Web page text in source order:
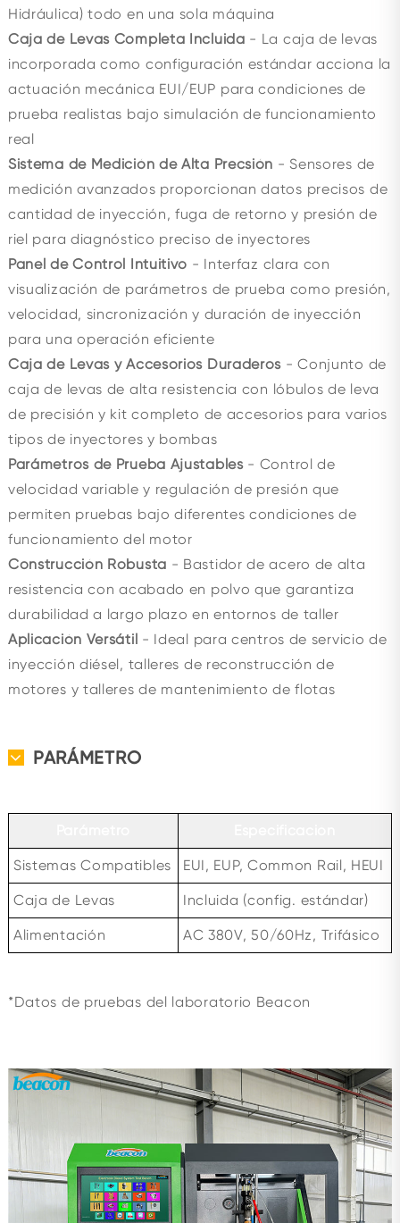
Hidráulica) todo en una sola máquina
Caja de Levas Completa Incluida - La caja de levas
incorporada como configuración estándar acciona la
actuación mecánica EUI/EUP para condiciones de
prueba realistas bajo simulación de funcionamiento
real
Sistema de Medición de Alta Precsión - Sensores de
medición avanzados proporcionan datos precisos de
cantidad de inyección, fuga de retorno y presión de
riel para diagnóstico preciso de inyectores
Panel de Control Intuitivo - Interfaz clara con
visualización de parámetros de prueba como presión,
velocidad, sincronización y duración de inyección
para una operación eficiente
Caja de Levas y Accesorios Duraderos - Conjunto de
caja de levas de alta resistencia con lóbulos de leva
de precisión y kit completo de accesorios para varios
tipos de inyectores y bombas
Parámetros de Prueba Ajustables- Control de
velocidad variable y regulación de presión que
permiten pruebas bajo diferentes condiciones de
funcionamiento del motor
Construcción Robusta - Bastidor de acero de alta
resistencia con acabado en polvo que garantiza
durabilidad a largo plazo en entornos de taller
Aplicación Versátil - Ideal para centros de servicio de
inyección diésel, talleres de reconstrucción de
motores y talleres de mantenimiento de flotas
PARÁMETRO
Sistemas Compatibles EUI, EUP, Common Rail, HEUI
Caja de Levas Incluida (config. estándar)
Alimentación AC 380V, 50/60Hz, Trifásico
*Datos de pruebas del laboratorio Beacon